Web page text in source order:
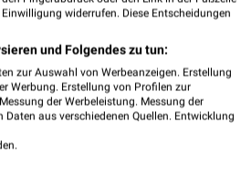
widerrufen. Diese Entscheidungen
und Folgendes zu tun:
zur Auswahl von Werbeanzeigen. Erstellung
Werbung. Erstellung von Profilen zur
der Werbeleistung. Messung der
aus verschiedenen Quellen. Entwicklung